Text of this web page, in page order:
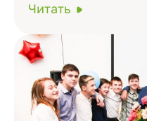
Читать